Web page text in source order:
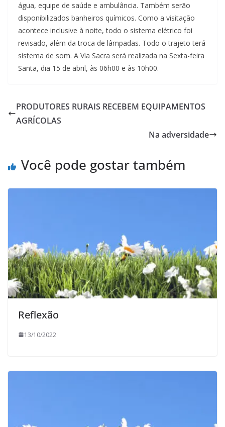
água, equipe de saúde e ambulância. Também serão
disponibilizados banheiros químicos. Como a visitação
acontece inclusive à noite, todo o sistema elétrico foi
revisado, além da troca de lâmpadas. Todo o trajeto terá
sistema de som. A Via Sacra será realizada na Sexta-feira
Santa, dia 15 de abril, às 06h00 e às 10h00.
PRODUTORES RURAIS RECEBEM EQUIPAMENTOS
AGRÍCOLAS
Na adversidade
Você pode gostar também
Reflexão
13/10/2022